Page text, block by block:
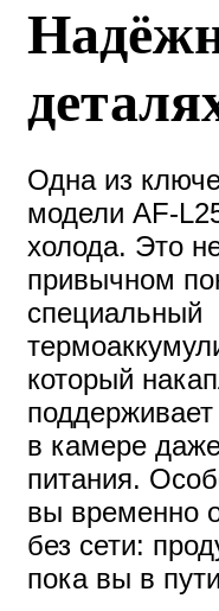
Одна из
модели AF-
холода. Это
привычном
специальный
который
в камере
питания.
вы временно
без сети:
пока вы в